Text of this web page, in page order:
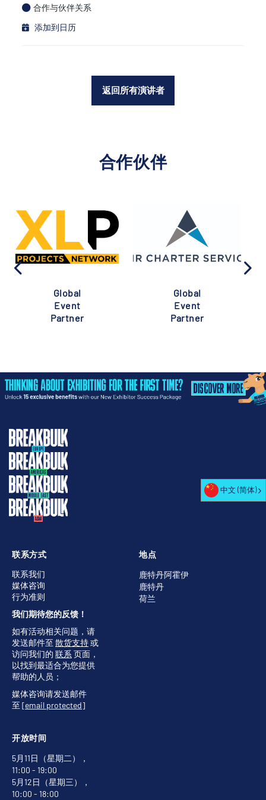
合作与伙伴关系
添加到日历
返回所有演讲者
合作伙伴
Global
Event
Partner
Global
Event
Partner
地点
鹿特丹阿霍伊
鹿特丹
荷兰
开放时间
5月11日（星期二），
11:00 - 19:00
5月12日（星期三），
10:00 - 18:00
联系方式
联系我们
媒体咨询
行为准则
我们期待您的反馈！
如有活动相关问题，请
发送邮件至 散货支持或
访问我们的 联系 页面，
以找到最适合为您提供
帮助的人员；
媒体咨询请发送邮件
至 [email protected]
中文 (简体)